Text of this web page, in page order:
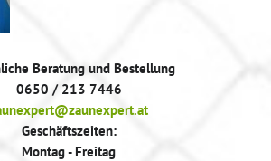
Beratung und Bestellung
0650 / 213 7446
Geschäftszeiten:
Montag - Freitag